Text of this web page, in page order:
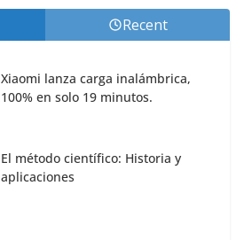
Recent
Xiaomi lanza carga inalámbrica,
100% en solo 19 minutos.
El método científico: Historia y
aplicaciones